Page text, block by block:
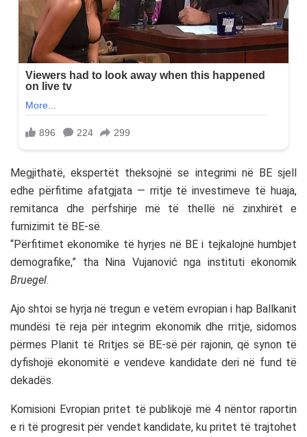
Megjithatë, ekspertët theksojnë se integrimi në BE sjell
edhe përfitime afatgjata — rritje të investimeve të huaja,
remitanca dhe përfshirje më të thellë në zinxhirët e
furnizimit të BE-së.
“Përfitimet ekonomike të hyrjes në BE i tejkalojnë humbjet
demografike,” tha Nina Vujanović nga instituti ekonomik
Bruegel.
Ajo shtoi se hyrja në tregun e vetëm evropian i hap Ballkanit
mundësi të reja për integrim ekonomik dhe rritje, sidomos
përmes Planit të Rritjes së BE-së për rajonin, që synon të
dyfishojë ekonomitë e vendeve kandidate deri në fund të
dekadës.
Komisioni Evropian pritet të publikojë më 4 nëntor raportin
e ri të progresit për vendet kandidate, ku pritet të trajtohet